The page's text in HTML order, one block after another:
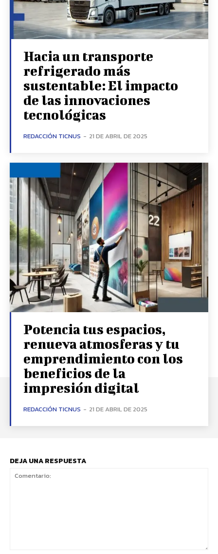
Hacia un transporte
refrigerado más
sustentable: El impacto
de las innovaciones
tecnológicas
REDACCIÓN TICNUS - 21 DE ABRIL DE 2025
Potencia tus espacios,
renueva atmosferas y tu
emprendimiento con los
beneficios de la
impresión digital
REDACCIÓN TICNUS - 21 DE ABRIL DE 2025
DEJA UNA RESPUESTA